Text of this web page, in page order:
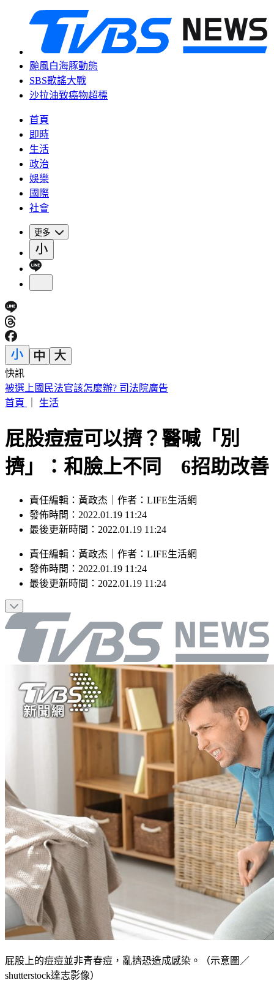
颱風白海豚動態
SBS歌謠大戰
沙拉油致癌物超標
首頁
即時
生活
政治
娛樂
國際
社會
更多
快訊
白海豚明逼近家門！「豪雨熱區」曝光 東部高溫36度
首頁
生活
屁股痘痘可以擠？醫喊「別
擠」：和臉上不同 6招助改善
責任編輯：黃政杰｜作者：LIFE生活網
發佈時間：2022.01.19 11:24
最後更新時間：2022.01.19 11:24
責任編輯 ： 黃政杰 作者 ： LIFE生活網
發佈時間： 2022.01.19 11:24
最後更新時間： 2022.01.19 11:24
屁股上的痘痘並非青春痘，亂擠恐造成感染。（示意圖／
shutterstock達志影像）